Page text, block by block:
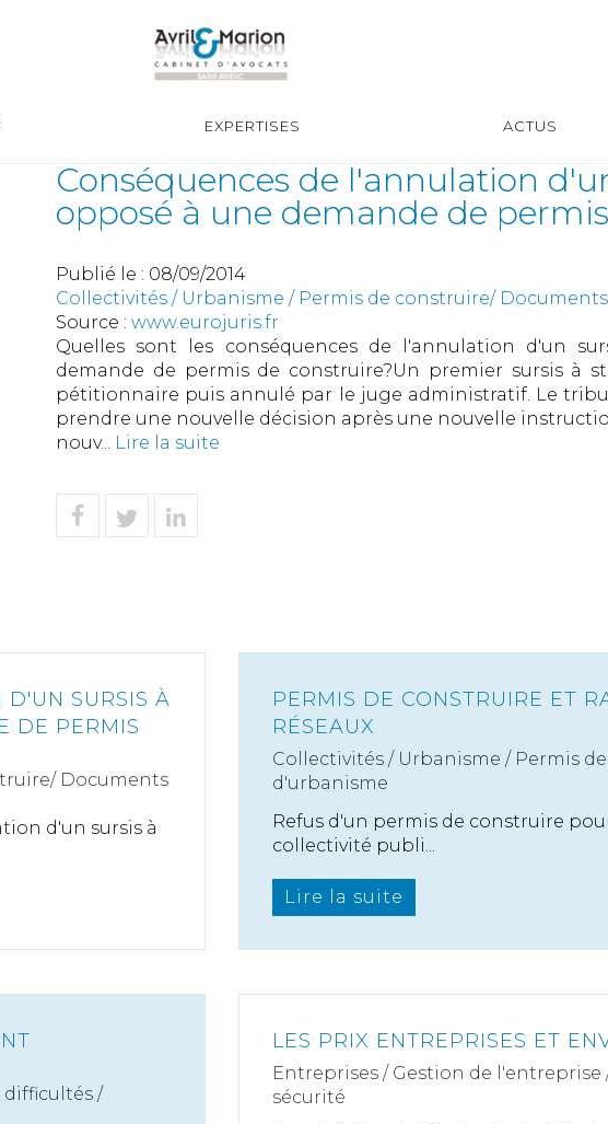
EXPERTISES ACTUS
Conséquences de l'annulation
opposé à une demande de
Publié le : 08/09/2014
Collectivités / Urbanisme / Permis de construire/
Source : www.eurojuris.fr
Quelles sont les conséquences de l'annulation d'un
demande de permis de construire?Un premier sursis à
pétitionnaire puis annulé par le juge administratif. Le
prendre une nouvelle décision après une nouvelle
nouv... Lire la suite
D'UN SURSIS À
DE PERMIS
Documents
d'un sursis à
PERMIS DE CONSTRUIRE ET
RÉSEAUX
Collectivités / Urbanisme / Permis
d'urbanisme
Refus d'un permis de construire
collectivité publi...
Lire la suite
difficultés /
LES PRIX ENTREPRISES ET
Entreprises / Gestion de l'entreprise
sécurité